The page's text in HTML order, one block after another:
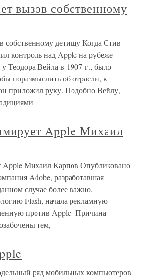
вызов собственному
собственному детищу Когда Стив
контроль над Apple на рубеже
у Теодора Вейла в 1907 г., было
поразмыслить об отрасли, к
приложил руку. Подобно Вейлу,
Apple Михаил
Apple Михаил Карпов Опубликовано
Adobe, разработавшая
случае более важно,
Flash, начала рекламную
против Apple. Причина
тем,
ряд мобильных компьютеров